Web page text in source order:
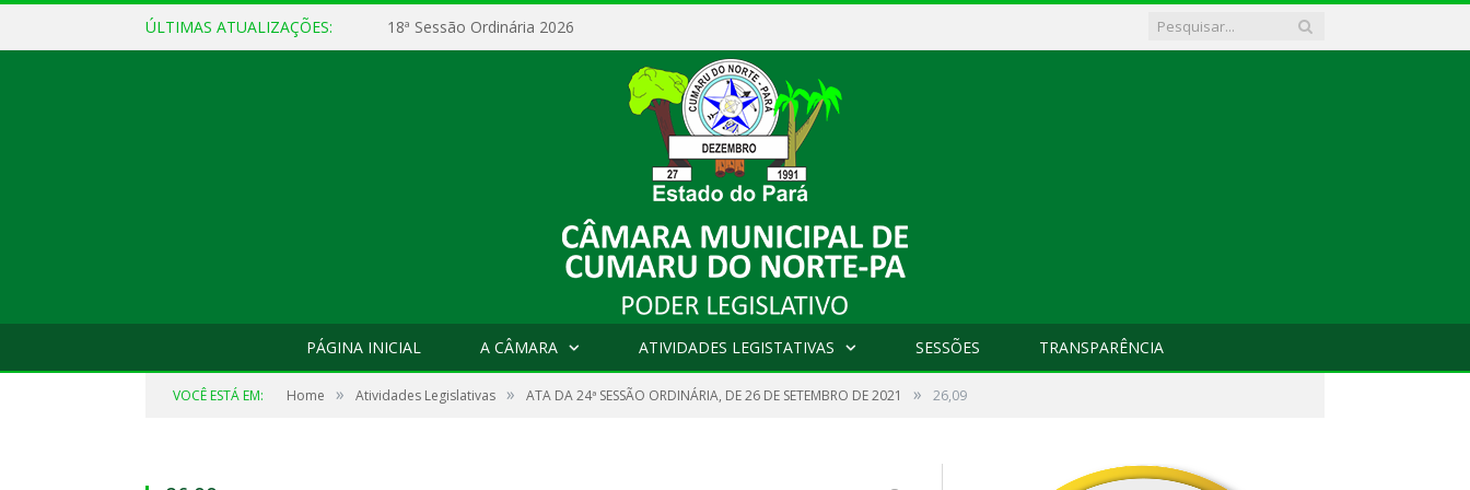
ÚLTIMAS ATUALIZAÇÕES: 18ª Sessão Ordinária 2026
PÁGINA INICIAL A CÂMARA ATIVIDADES LEGISTATIVAS SESSÕES TRANSPARÊNCIA
VOCÊ ESTÁ EM: Home » Atividades Legislativas » ATA DA 24ª SESSÃO ORDINÁRIA, DE 26 DE SETEMBRO DE 2021 » 26,09